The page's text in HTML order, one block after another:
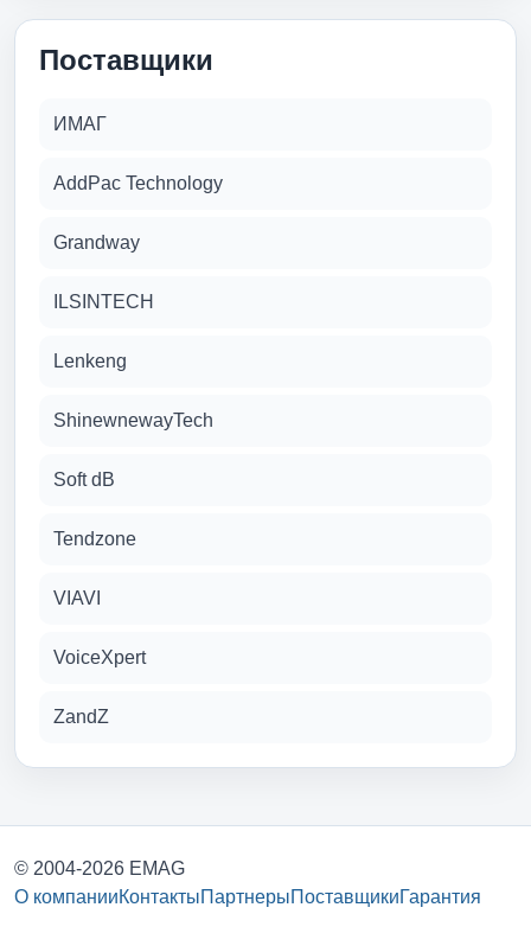
Поставщики
ИМАГ
AddPac Technology
Grandway
ILSINTECH
Lenkeng
ShinewnewayTech
Soft dB
Tendzone
VIAVI
VoiceXpert
ZandZ
© 2004-2026 EMAG
О компанииКонтактыПартнерыПоставщикиГарантия